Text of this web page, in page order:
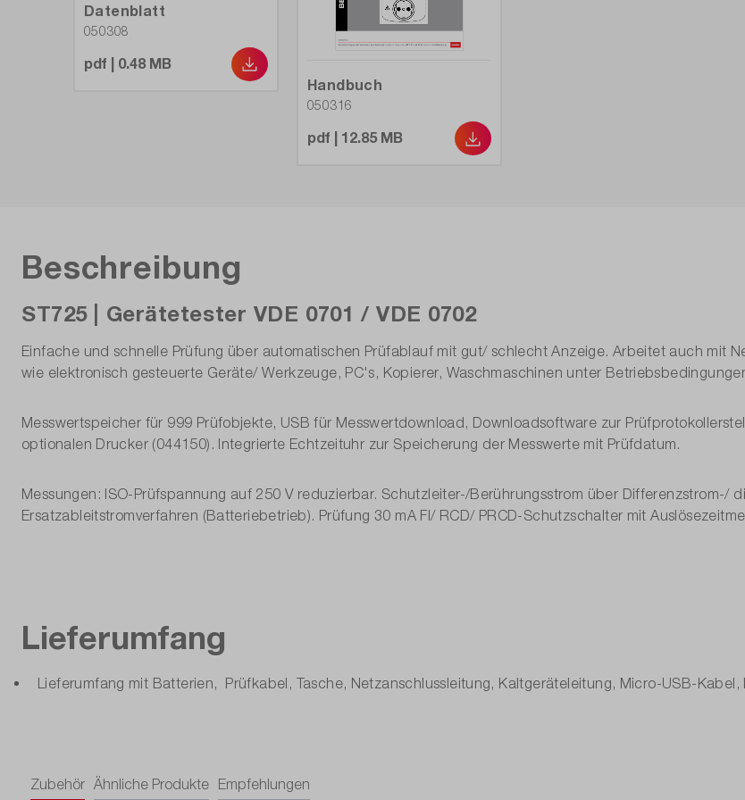
Isolation:
Isolationsmessung 1000V:
Messwertspeicher:
Mobil: Ja
Restspannung prüfen: Nein
Schutzleiter 10A: Nein
Selektive, SRCDs, PRCDs, Typ G/R:
Software im Lieferumfang: Nein
Stationär:
Datenblatt
050308
pdf | 0.48 MB
Handbuch
050316
pdf | 12.85 MB
Beschreibung
ST725 | Gerätetester VDE 0701 / VDE 0702
Einfache und schnelle Prüfung über automatischen Prüfablauf mit gut/ schlecht Anzeige. Arbeitet auch mit
wie elektronisch gesteuerte Geräte/ Werkzeuge, PC's, Kopierer, Waschmaschinen unter
Messwertspeicher für 999 Prüfobjekte, USB für Messwertdownload, Downloadsoftware zur
optionalen Drucker (044150). Integrierte Echtzeituhr zur Speicherung der Messwerte mit Prüfdatum.
Messungen: ISO-Prüfspannung auf 250 V reduzierbar. Schutzleiter-/Berührungsstrom über Differenzstrom-/
Ersatzableitstromverfahren (Batteriebetrieb). Prüfung 30 mA FI/ RCD/ PRCD-Schutzschalter mit
Lieferumfang
Lieferumfang mit Batterien, Prüfkabel, Tasche, Netzanschlussleitung, Kaltgeräteleitung, Micro-USB-Kabel,
Zubehör Ähnliche Produkte Empfehlungen